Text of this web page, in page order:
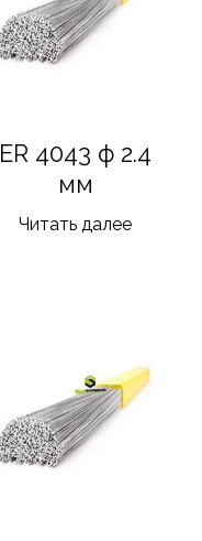
ER 4043 ф 2.4
мм
Читать далее